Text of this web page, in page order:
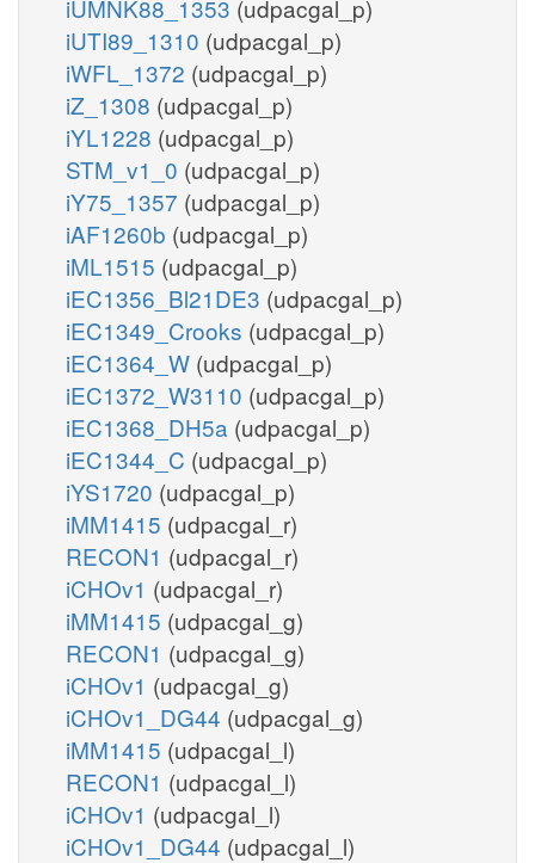
iUMNK88_1353 (udpacgal_p)
iUTI89_1310 (udpacgal_p)
iWFL_1372 (udpacgal_p)
iZ_1308 (udpacgal_p)
iYL1228 (udpacgal_p)
STM_v1_0 (udpacgal_p)
iY75_1357 (udpacgal_p)
iAF1260b (udpacgal_p)
iML1515 (udpacgal_p)
iEC1356_Bl21DE3 (udpacgal_p)
iEC1349_Crooks (udpacgal_p)
iEC1364_W (udpacgal_p)
iEC1372_W3110 (udpacgal_p)
iEC1368_DH5a (udpacgal_p)
iEC1344_C (udpacgal_p)
iYS1720 (udpacgal_p)
iMM1415 (udpacgal_r)
RECON1 (udpacgal_r)
iCHOv1 (udpacgal_r)
iMM1415 (udpacgal_g)
RECON1 (udpacgal_g)
iCHOv1 (udpacgal_g)
iCHOv1_DG44 (udpacgal_g)
iMM1415 (udpacgal_l)
RECON1 (udpacgal_l)
iCHOv1 (udpacgal_l)
iCHOv1_DG44 (udpacgal_l)